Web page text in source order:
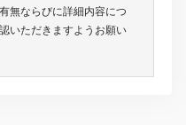
無ならびに詳細内容につ
いただきますようお願い